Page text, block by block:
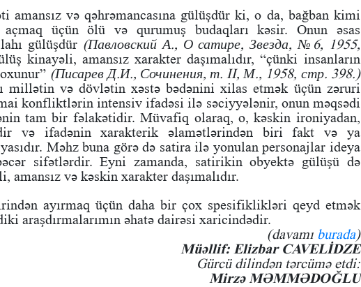
amansız və qəhrəmancasına gülüşdür ki, o da, bağban kimi
üçün ölü və qurumuş budaqları kəsir. Onun əsas
gülüşdür (Павловский А., О сатире, Звезда, №6, 1955,
kinayəli, amansız xarakter daşımalıdır, “çünki insanların
(Писарев Д.И., Сочинения, т. II, М., 1958, стр. 398.)
millətin və dövlətin xəstə bədənini xilas etmək üçün zəruri
konfliktlərin intensiv ifadəsi ilə səciyyələnir, onun məqsədi
tam bir fəlakətidir. Müvafiq olaraq, o, kəskin ironiyadan,
və ifadənin xarakterik əlamətlərindən biri fakt və ya
Məhz buna görə də satira ilə yonulan personajlar ideya
sifətlərdir. Eyni zamanda, satirikin obyektə gülüşü də
və kəskin xarakter daşımalıdır.
ayırmaq üçün daha bir çox spesifiklikləri qeyd etmək
araşdırmalarımın əhatə dairəsi xaricindədir.
(davamı burada)
Müəllif: Elizbar CAVELİDZE
Gürcü dilindən tərcümə etdi:
Mirzə MƏMMƏDOĞLU